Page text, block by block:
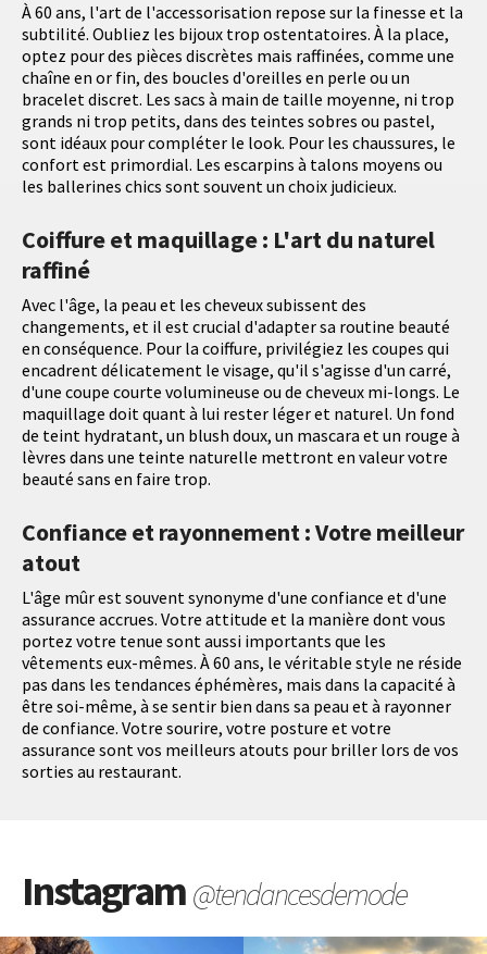
À 60 ans, l'art de l'accessorisation repose sur la finesse et la
subtilité. Oubliez les bijoux trop ostentatoires. À la place,
optez pour des pièces discrètes mais raffinées, comme une
chaîne en or fin, des boucles d'oreilles en perle ou un
bracelet discret. Les sacs à main de taille moyenne, ni trop
grands ni trop petits, dans des teintes sobres ou pastel,
sont idéaux pour compléter le look. Pour les chaussures, le
confort est primordial. Les escarpins à talons moyens ou
les ballerines chics sont souvent un choix judicieux.
Coiffure et maquillage : L'art du naturel
raffiné
Avec l'âge, la peau et les cheveux subissent des
changements, et il est crucial d'adapter sa routine beauté
en conséquence. Pour la coiffure, privilégiez les coupes qui
encadrent délicatement le visage, qu'il s'agisse d'un carré,
d'une coupe courte volumineuse ou de cheveux mi-longs. Le
maquillage doit quant à lui rester léger et naturel. Un fond
de teint hydratant, un blush doux, un mascara et un rouge à
lèvres dans une teinte naturelle mettront en valeur votre
beauté sans en faire trop.
Confiance et rayonnement : Votre meilleur
atout
L'âge mûr est souvent synonyme d'une confiance et d'une
assurance accrues. Votre attitude et la manière dont vous
portez votre tenue sont aussi importants que les
vêtements eux-mêmes. À 60 ans, le véritable style ne réside
pas dans les tendances éphémères, mais dans la capacité à
être soi-même, à se sentir bien dans sa peau et à rayonner
de confiance. Votre sourire, votre posture et votre
assurance sont vos meilleurs atouts pour briller lors de vos
sorties au restaurant.
Instagram@tendancesdemode